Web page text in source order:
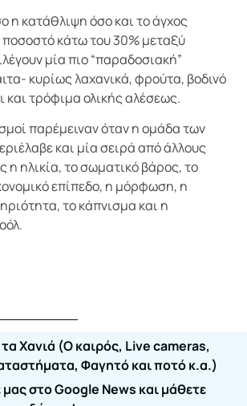
η κατάθλιψη όσο και το άγχος
ποσοστό κάτω του 30% μεταξύ
μία πιο “παραδοσιακή”
κυρίως λαχανικά, φρούτα, βοδινό
και τρόφιμα ολικής αλέσεως.
παρέμειναν όταν η ομάδα των
και μία σειρά από άλλους
η ηλικία, το σωματικό βάρος, το
επίπεδο, η μόρφωση, η
το κάπνισμα και η
Χανιά (O καιρός, Live cameras,
Φαγητό και ποτό κ.α.)
στο Google News και μάθετε